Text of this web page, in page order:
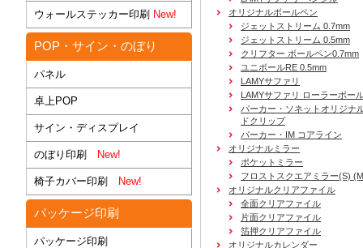
ウォールステッカー印刷 New!
POP・サイン・のぼり
パネル
卓上POP
サイン・ディスプレイ
のぼり印刷 New!
椅子カバー印刷 New!
パッケージ印刷
パッケージ印刷
オリジナルボールペン
ジェットストリーム 0.7mm
ジェットストリーム 0.5mm
クリフター ボールペン0.7mm
ユニボールRE 0.5mm
LAMYサファリ
LAMYサファリ ローラーボー
パーカー・ソネットオリジナ
ドクリップ
パーカー・IM コアライン
オリジナルミラー
ポケットミラー
フロストスクエアミラー(S)
オリジナルクリアファイル
全面クリアファイル
片面クリアファイル
箔押クリアファイル
オリジナルカレンダー